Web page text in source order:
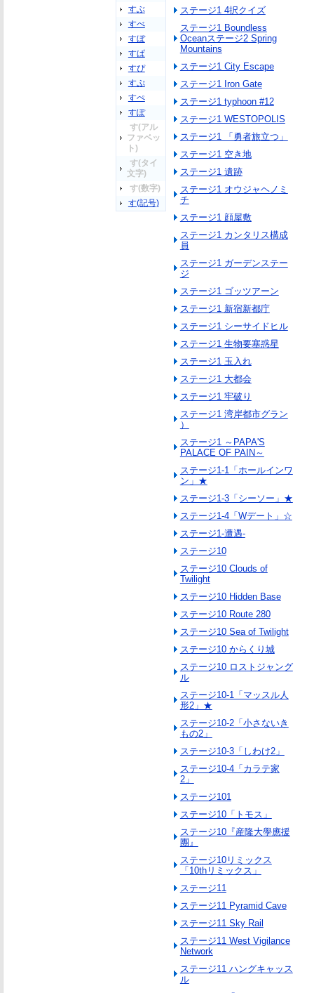
すぶ
すべ
すぼ
すぱ
すぴ
すぷ
すぺ
すぽ
す(アル
ファベッ
ト)
す(タイ
文字)
す(数字)
す(記号)
ステージ1 4択クイズ
ステージ1 Boundless
Oceanステージ2 Spring
Mountains
ステージ1 City Escape
ステージ1 Iron Gate
ステージ1 typhoon #12
ステージ1 WESTOPOLIS
ステージ1 「勇者旅立つ」
ステージ1 空き地
ステージ1 遺跡
ステージ1 オウジャヘノミ
チ
ステージ1 顔屋敷
ステージ1 カンタリス構成
員
ステージ1 ガーデンステー
ジ
ステージ1 ゴッツアーン
ステージ1 新宿新都庁
ステージ1 シーサイドヒル
ステージ1 生物要塞惑星
ステージ1 玉入れ
ステージ1 大都会
ステージ1 牢破り
ステージ1 湾岸都市グラン
）
ステージ1 ～PAPA'S
PALACE OF PAIN～
ステージ1-1「ホールインワ
ン」★
ステージ1-3「シーソー」★
ステージ1-4「Wデート」☆
ステージ1-遭遇-
ステージ10
ステージ10 Clouds of
Twilight
ステージ10 Hidden Base
ステージ10 Route 280
ステージ10 Sea of Twilight
ステージ10 からくり城
ステージ10 ロストジャング
ル
ステージ10-1「マッスル人
形2」★
ステージ10-2「小さないき
もの2」
ステージ10-3「しわけ2」
ステージ10-4「カラテ家
2」
ステージ101
ステージ10「トモス」
ステージ10『産隆大學應援
團』
ステージ10リミックス
「10thリミックス」
ステージ11
ステージ11 Pyramid Cave
ステージ11 Sky Rail
ステージ11 West Vigilance
Network
ステージ11 ハングキャッス
ル